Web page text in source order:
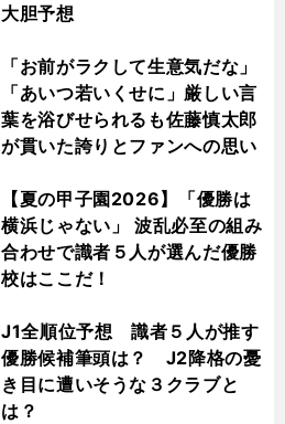
大胆予想
「お前がラクして生意気だな」
「あいつ若いくせに」厳しい言
葉を浴びせられるも佐藤慎太郎
が貫いた誇りとファンへの思い
【夏の甲子園2026】「優勝は
横浜じゃない」 波乱必至の組み
合わせで識者５人が選んだ優勝
校はここだ！
J1全順位予想 識者５人が推す
優勝候補筆頭は？ J2降格の憂
き目に遭いそうな３クラブと
は？